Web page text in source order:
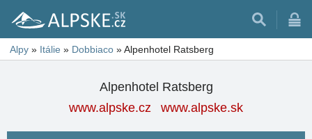
Alpy » Itálie » Dobbiaco »Alpenhotel Ratsberg
Alpenhotel Ratsberg
www.alpske.cz
www.alpske.sk